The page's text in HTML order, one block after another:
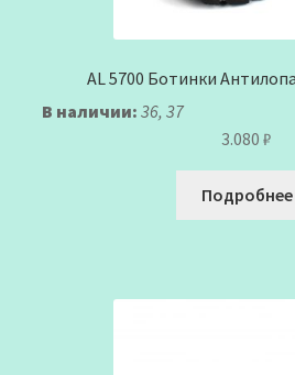
AL 5700 Ботинки
В наличии: 36, 37
3.080 ₽
Подробнее